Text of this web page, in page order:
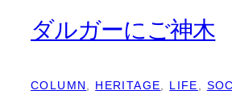
ダルガーにご神木
COLUMN, HERITAGE, LIFE,